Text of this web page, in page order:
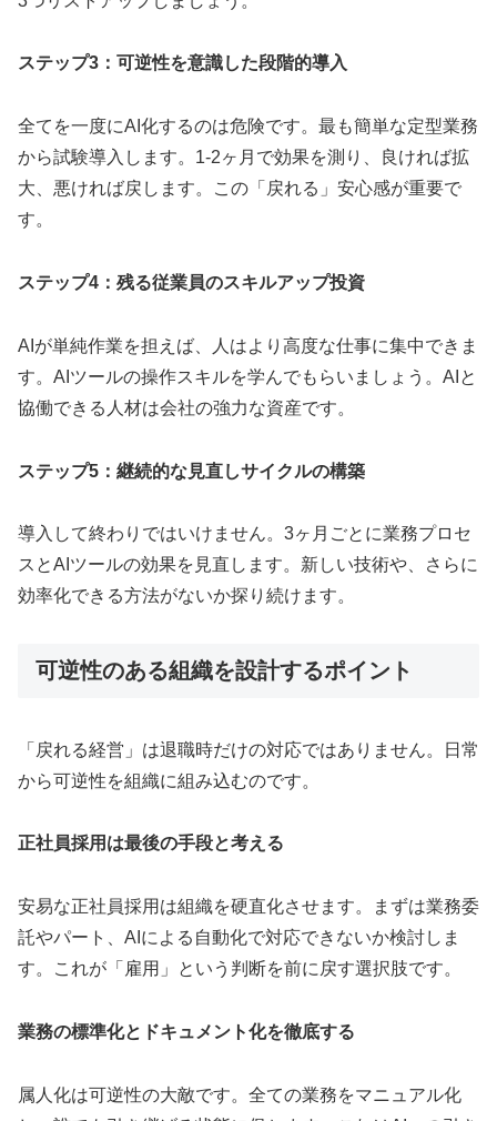
ステップ3：可逆性を意識した段階的導入
全てを一度にAI化するのは危険です。最も簡単な定型業務
から試験導入します。1-2ヶ月で効果を測り、良ければ拡
大、悪ければ戻します。この「戻れる」安心感が重要で
す。
ステップ4：残る従業員のスキルアップ投資
AIが単純作業を担えば、人はより高度な仕事に集中できま
す。AIツールの操作スキルを学んでもらいましょう。AIと
協働できる人材は会社の強力な資産です。
ステップ5：継続的な見直しサイクルの構築
導入して終わりではいけません。3ヶ月ごとに業務プロセ
スとAIツールの効果を見直します。新しい技術や、さらに
効率化できる方法がないか探り続けます。
可逆性のある組織を設計するポイント
「戻れる経営」は退職時だけの対応ではありません。日常
から可逆性を組織に組み込むのです。
正社員採用は最後の手段と考える
安易な正社員採用は組織を硬直化させます。まずは業務委
託やパート、AIによる自動化で対応できないか検討しま
す。これが「雇用」という判断を前に戻す選択肢です。
業務の標準化とドキュメント化を徹底する
属人化は可逆性の大敵です。全ての業務をマニュアル化